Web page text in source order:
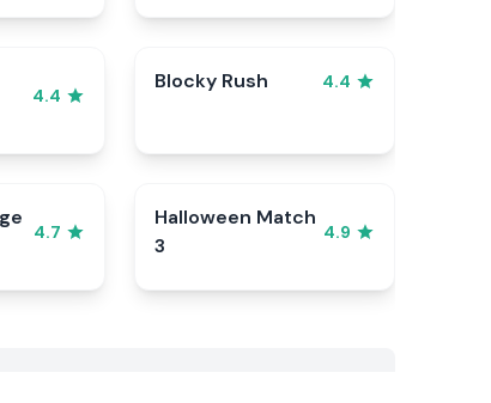
4.4
Blocky Rush 4.4
4.7
Halloween Match
3
4.9